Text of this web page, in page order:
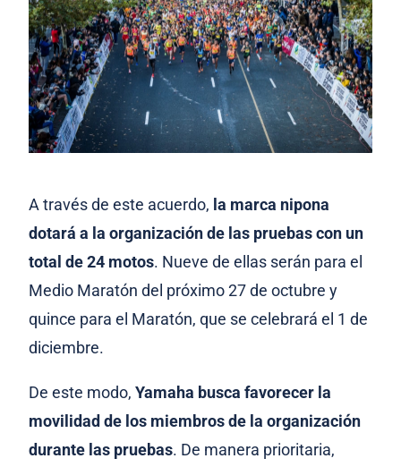
A través de este acuerdo, la marca nipona
dotará a la organización de las pruebas con un
total de 24 motos. Nueve de ellas serán para el
Medio Maratón del próximo 27 de octubre y
quince para el Maratón, que se celebrará el 1 de
diciembre.
De este modo,Yamaha busca favorecer la
movilidad de los miembros de la organización
durante las pruebas. De manera prioritaria,